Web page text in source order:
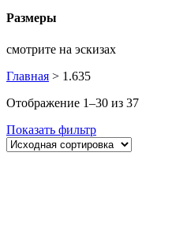
Размеры
смотрите на эскизах
Главная > 1.635
Отображение 1–30 из 37
Показать фильтр